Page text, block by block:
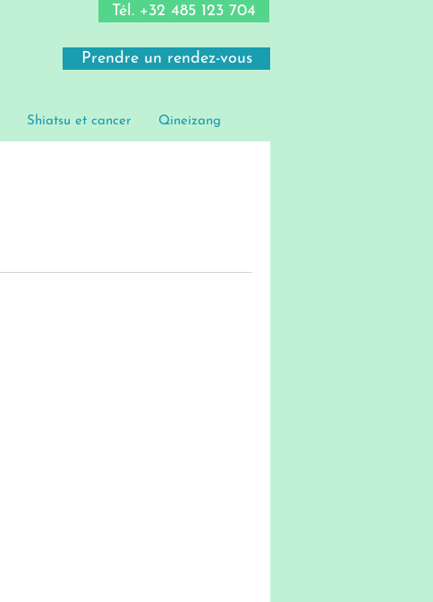
Tél. +32 485 123 704
Prendre un rendez-vous
Shiatsu et cancer Qineizang